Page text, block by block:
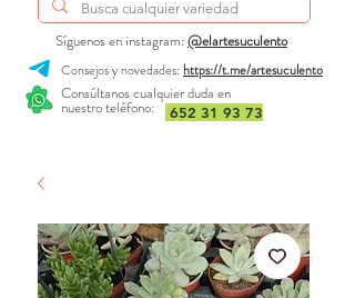
Consúltanos cualquier duda en
nuestro teléfono:
Síguenos en instagram:@elartesuculento
652 31 93 73
Consejos y novedades: https://t.me/artesuculento